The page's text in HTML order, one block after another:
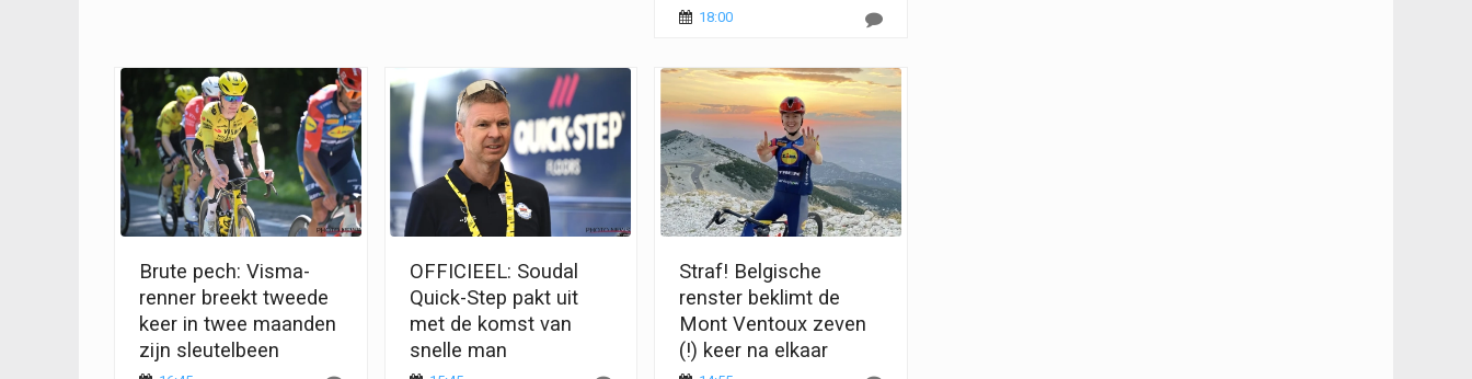
18:00
Brute pech: Visma-
renner breekt tweede
keer in twee maanden
zijn sleutelbeen
OFFICIEEL: Soudal
Quick-Step pakt uit
met de komst van
snelle man
Straf! Belgische
renster beklimt de
Mont Ventoux zeven
(!) keer na elkaar